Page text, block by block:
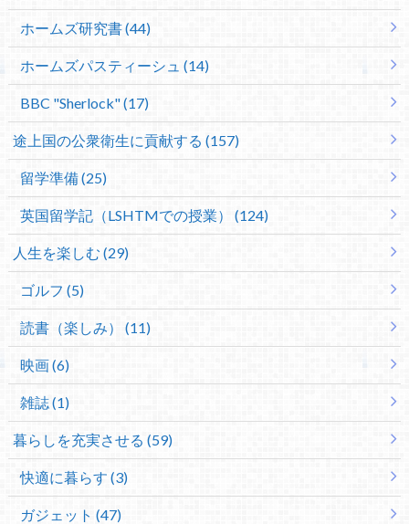
ホームズ研究書 (44)
ホームズパスティーシュ (14)
BBC "Sherlock" (17)
途上国の公衆衛生に貢献する (157)
留学準備 (25)
英国留学記（LSHTMでの授業） (124)
人生を楽しむ (29)
ゴルフ (5)
読書（楽しみ） (11)
映画 (6)
雑誌 (1)
暮らしを充実させる (59)
快適に暮らす (3)
ガジェット (47)